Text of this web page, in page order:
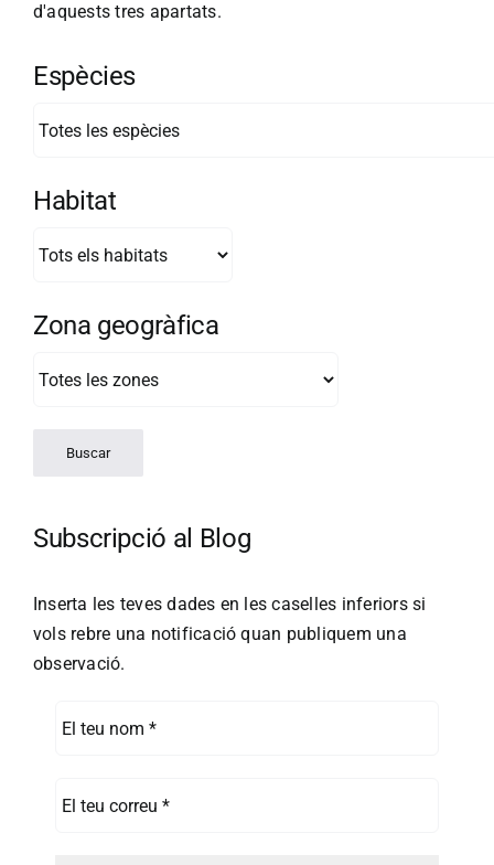
d'aquests tres apartats.
Espècies
Habitat
Zona geogràfica
Subscripció al Blog
Inserta les teves dades en les caselles inferiors si
vols rebre una notificació quan publiquem una
observació.